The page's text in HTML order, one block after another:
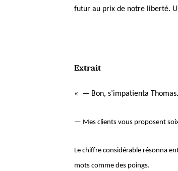
futur au prix de notre liberté.
Extrait
« — Bon, s’impatienta
— Mes clients vous proposent
Le chiffre considérable résonna
mots comme des poings.